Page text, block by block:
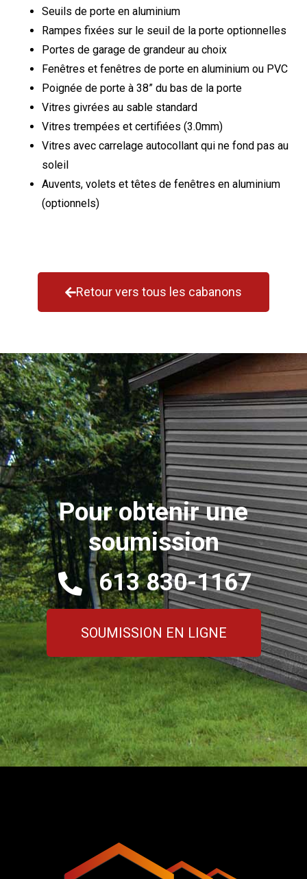
Seuils de porte en aluminium
Rampes fixées sur le seuil de la porte optionnelles
Portes de garage de grandeur au choix
Fenêtres et fenêtres de porte en aluminium ou PVC
Poignée de porte à 38” du bas de la porte
Vitres givrées au sable standard
Vitres trempées et certifiées (3.0mm)
Vitres avec carrelage autocollant qui ne fond pas au
soleil
Auvents, volets et têtes de fenêtres en aluminium
(optionnels)
Retour vers tous les cabanons
Pour obtenir une
soumission
613 830-1167
SOUMISSION EN LIGNE